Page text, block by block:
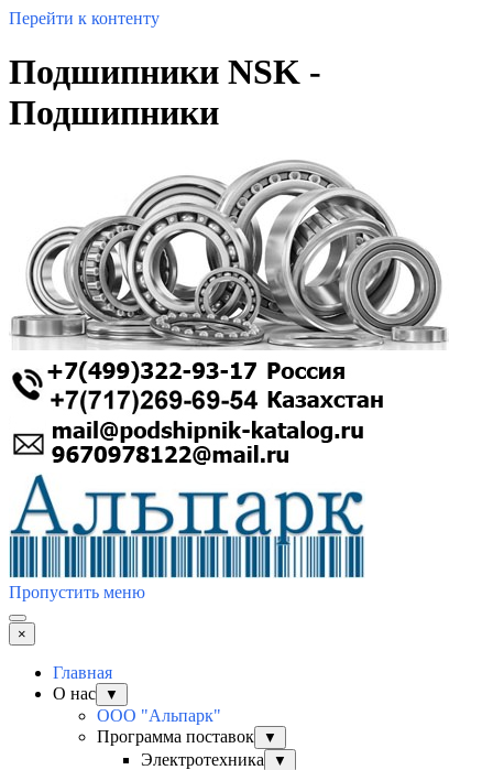
Перейти к контенту
Подшипники NSK -
Подшипники
Пропустить меню
×
Главная
О нас
▼
ООО "Альпарк"
Программа поставок
▼
Электротехника ▼